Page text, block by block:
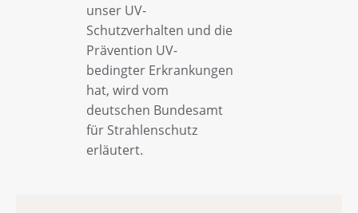
unser UV-
Schutzverhalten und die
Prävention UV-
bedingter Erkrankungen
hat, wird vom
deutschen Bundesamt
für Strahlenschutz
erläutert.